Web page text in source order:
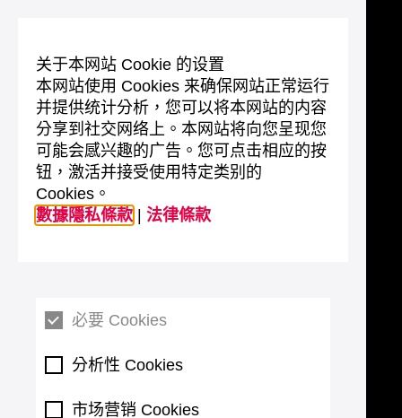
关于本网站 Cookie 的设置
本网站使用 Cookies 来确保网站正常运行
并提供统计分析，您可以将本网站的内容
分享到社交网络上。本网站将向您呈现您
可能会感兴趣的广告。您可点击相应的按
钮，激活并接受使用特定类别的
Cookies。
數據隱私條款
法律條款
必要 Cookies
分析性 Cookies
市场营销 Cookies